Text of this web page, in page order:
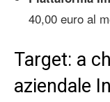
40,00 euro al
Target: a
aziendale